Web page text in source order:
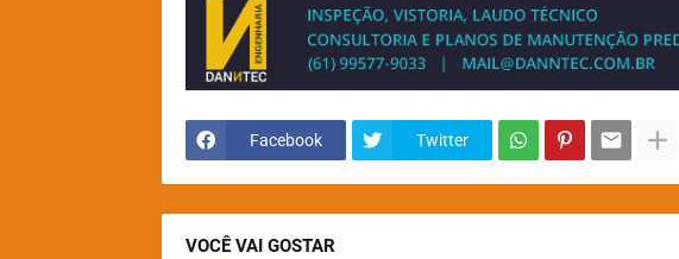
Facebook Twitter
VOCÊ VAI GOSTAR